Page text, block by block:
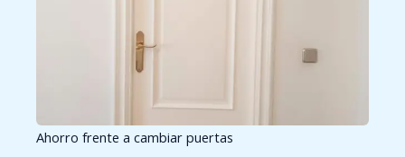
Ahorro frente a cambiar puertas